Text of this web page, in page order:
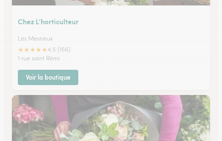
Chez L’horticulteur
Les Mesneux
★★★★★4.5 (156)
1 rue saint Rémi
Voir la boutique